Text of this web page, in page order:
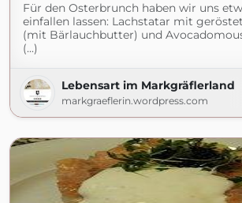
Für den Osterbrunch haben wir uns
einfallen lassen: Lachstatar mit
(mit Bärlauchbutter) und
(...)
Lebensart im Markgräflerland
markgraeflerin.wordpress.com